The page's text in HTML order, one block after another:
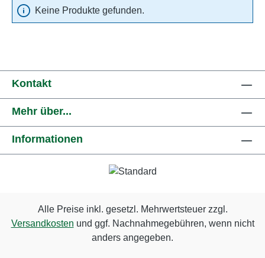
Keine Produkte gefunden.
Kontakt
Mehr über...
Informationen
Alle Preise inkl. gesetzl. Mehrwertsteuer zzgl.
Versandkosten und ggf. Nachnahmegebühren, wenn nicht
anders angegeben.